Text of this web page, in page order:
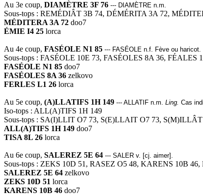
Au 3e coup, DIAMÈTRE 3F 76 --- DIAMÈTRE n.m.
Sous-tops : REMÉDIÂT 3B 74, DÉMÉRITA 3A 72,
MÉDITERA 3A 72 doo7
ÉMIE I4 25 lorca
Au 4e coup, FASÉOLE N1 85 --- FASÉOLE n.f. Fève ou haricot.
Sous-tops : FASÉOLE 10E 73, FASÉOLES 8A 36,
FASÉOLE N1 85 doo7
FASÉOLES 8A 36 zelkovo
FERLES L1 26 lorca
Au 5e coup, (A)LLATIFS 1H 149 --- ALLATIF n.m. Ling. Cas
Iso-tops : ALL(A)TIFS 1H 149
Sous-tops : SA(I)LLIT O7 73, S(E)LLAIT O7 73,
ALL(A)TIFS 1H 149 doo7
TISA 8L 26 lorca
Au 6e coup, SALEREZ 5E 64 --- SALER v. [cj. aimer].
Sous-tops : ZEKS 10D 51, RASEZ O5 48, KARENS 10B
SALEREZ 5E 64 zelkovo
ZEKS 10D 51 lorca
KARENS 10B 46 doo7